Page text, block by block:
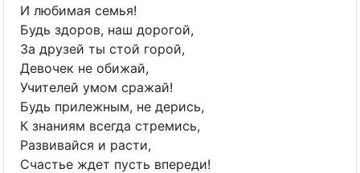
И любимая семья!
Будь здоров, наш дорогой,
За друзей ты стой горой,
Девочек не обижай,
Учителей умом сражай!
Будь прилежным, не дерись,
К знаниям всегда стремись,
Развивайся и расти,
Счастье ждет пусть впереди!